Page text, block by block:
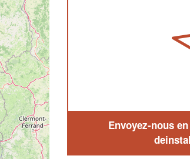
Envoyez-nous